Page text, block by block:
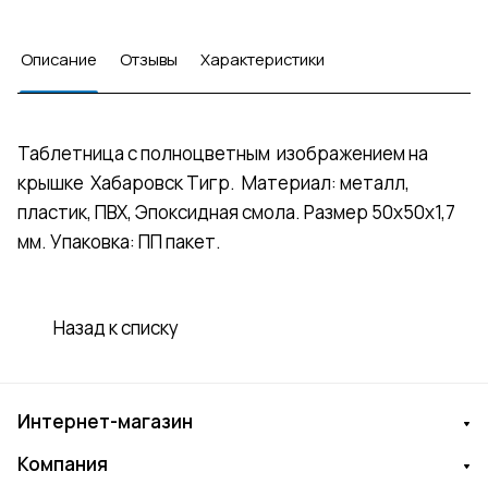
Описание Отзывы Характеристики
Таблетница с полноцветным изображением на
крышке Хабаровск Тигр. Материал: металл,
пластик, ПВХ, Эпоксидная смола. Размер 50х50х1,7
мм. Упаковка: ПП пакет.
Назад к списку
Интернет-магазин
Компания